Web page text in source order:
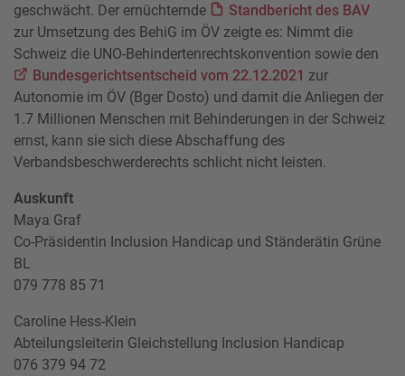
geschwächt. Der ernüchternde
Standbericht des BAV
zur Umsetzung des BehiG im ÖV zeigte es: Nimmt die
Schweiz die UNO-Behindertenrechtskonvention sowie den
Bundesgerichtsentscheid vom 22.12.2021 zur
Autonomie im ÖV (Bger Dosto) und damit die Anliegen der
1.7 Millionen Menschen mit Behinderungen in der Schweiz
ernst, kann sie sich diese Abschaffung des
Verbandsbeschwerderechts schlicht nicht leisten.
Auskunft
Maya Graf
Co-Präsidentin Inclusion Handicap und Ständerätin Grüne
BL
079 778 85 71
Caroline Hess-Klein
Abteilungsleiterin Gleichstellung Inclusion Handicap
076 379 94 72